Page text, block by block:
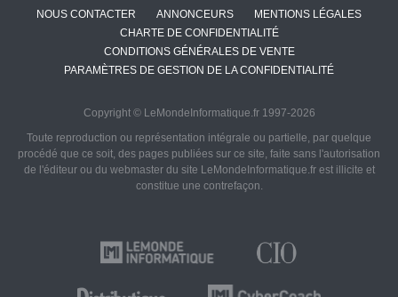
NOUS CONTACTER ANNONCEURS
MENTIONS LÉGALES
CHARTE DE CONFIDENTIALITÉ
CONDITIONS GÉNÉRALES DE VENTE
PARAMÈTRES DE GESTION DE LA CONFIDENTIALITÉ
Copyright © LeMondeInformatique.fr 1997-2026
Toute reproduction ou représentation intégrale ou partielle, par quelque
procédé que ce soit, des pages publiées sur ce site, faite sans l'autorisation
de l'éditeur ou du webmaster du site LeMondeInformatique.fr est illicite et
constitue une contrefaçon.